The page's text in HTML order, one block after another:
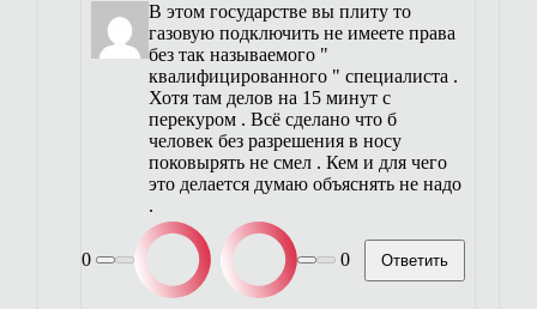
В этом государстве вы плиту то
газовую подключить не имеете права
без так называемого "
квалифицированного " специалиста .
Хотя там делов на 15 минут с
перекуром . Всё сделано что б
человек без разрешения в носу
поковырять не смел . Кем и для чего
это делается думаю объяснять не надо
.
0 0 Ответить